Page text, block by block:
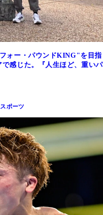
ォー・パウンドKING"を目指
感じた。『人生ほど、重いパ
スポーツ